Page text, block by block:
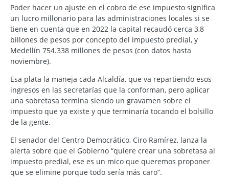
Poder hacer un ajuste en el cobro de ese impuesto significa
un lucro millonario para las administraciones locales si se
tiene en cuenta que en 2022 la capital recaudó cerca 3,8
billones de pesos por concepto del impuesto predial, y
Medellín 754.338 millones de pesos (con datos hasta
noviembre).
Esa plata la maneja cada Alcaldía, que va repartiendo esos
ingresos en las secretarías que la conforman, pero aplicar
una sobretasa termina siendo un gravamen sobre el
impuesto que ya existe y que terminaría tocando el bolsillo
de la gente.
El senador del Centro Democrático, Ciro Ramírez, lanza la
alerta sobre que el Gobierno “quiere crear una sobretasa al
impuesto predial, ese es un mico que queremos proponer
que se elimine porque todo sería más caro”.